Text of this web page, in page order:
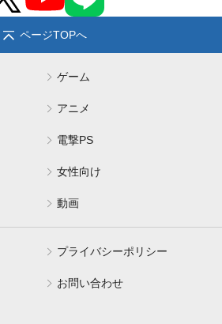
ページTOPへ
ゲーム
アニメ
電撃PS
女性向け
動画
プライバシーポリシー
お問い合わせ